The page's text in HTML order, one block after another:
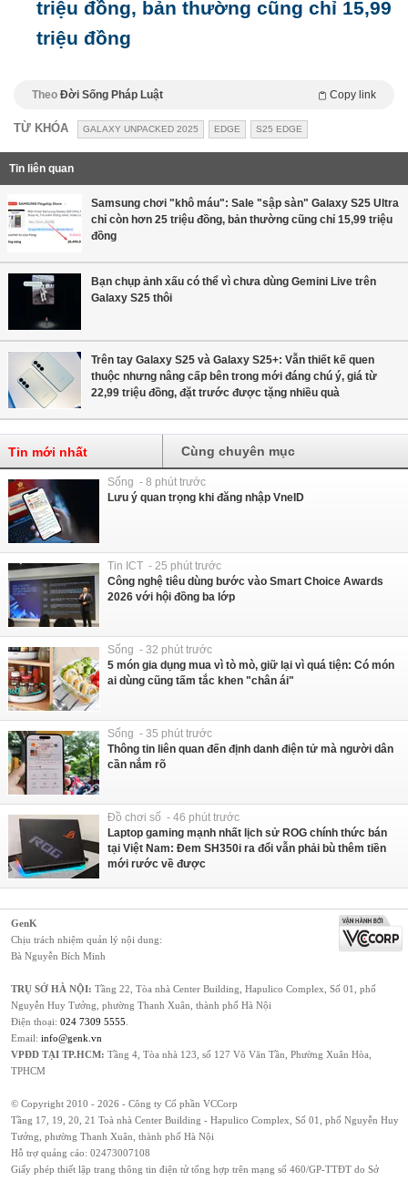
triệu đồng, bản thường cũng chỉ 15,99
triệu đồng
Theo Đời Sống Pháp Luật Copy link
TỪ KHÓA GALAXY UNPACKED 2025 EDGE S25 EDGE
Tin liên quan
Samsung chơi "khô máu": Sale "sập sàn" Galaxy S25 Ultra
chỉ còn hơn 25 triệu đồng, bản thường cũng chỉ 15,99 triệu
đồng
Bạn chụp ảnh xấu có thể vì chưa dùng Gemini Live trên
Galaxy S25 thôi
Trên tay Galaxy S25 và Galaxy S25+: Vẫn thiết kế quen
thuộc nhưng nâng cấp bên trong mới đáng chú ý, giá từ
22,99 triệu đồng, đặt trước được tặng nhiều quà
Tin mới nhất Cùng chuyên mục
Sống - 8 phút trước
Lưu ý quan trọng khi đăng nhập VneID
Tin ICT - 25 phút trước
Công nghệ tiêu dùng bước vào Smart Choice Awards
2026 với hội đồng ba lớp
Sống - 32 phút trước
5 món gia dụng mua vì tò mò, giữ lại vì quá tiện: Có món
ai dùng cũng tấm tắc khen "chân ái"
Sống - 35 phút trước
Thông tin liên quan đến định danh điện tử mà người dân
cần nắm rõ
Đồ chơi số - 46 phút trước
Laptop gaming mạnh nhất lịch sử ROG chính thức bán
tại Việt Nam: Đem SH350i ra đổi vẫn phải bù thêm tiền
mới rước về được
GenK
Chịu trách nhiệm quản lý nội dung:
Bà Nguyễn Bích Minh
TRỤ SỞ HÀ NỘI: Tầng 22, Tòa nhà Center Building, Hapulico Complex, Số 01, phố
Nguyễn Huy Tưởng, phường Thanh Xuân, thành phố Hà Nội
Điện thoại: 024 7309 5555
Email: info@genk.vn
VPĐD TẠI TP.HCM: Tầng 4, Tòa nhà 123, số 127 Võ Văn Tần, Phường Xuân Hòa,
TPHCM
© Copyright 2010 - 2026 - Công ty Cổ phần VCCorp
Tầng 17, 19, 20, 21 Toà nhà Center Building - Hapulico Complex, Số 01, phố Nguyễn Huy
Tưởng, phường Thanh Xuân, thành phố Hà Nội
Hỗ trợ quảng cáo: 02473007108
Giấy phép thiết lập trang thông tin điện tử tổng hợp trên mạng số 460/GP-TTĐT do Sở